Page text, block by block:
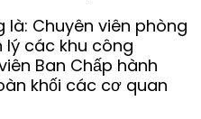
là: Chuyên viên phòng
lý các khu công
Ban Chấp hành
khối các cơ quan